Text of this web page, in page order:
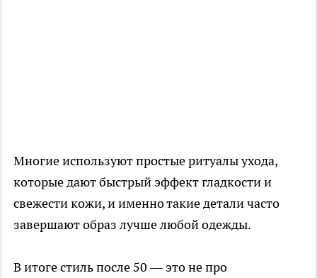
Многие используют простые ритуалы ухода,
которые дают быстрый эффект гладкости и
свежести кожи, и именно такие детали часто
завершают образ лучше любой одежды.
В итоге стиль после 50 — это не про